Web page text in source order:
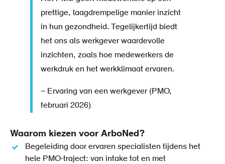
prettige, laagdrempelige manier inzicht
in hun gezondheid. Tegelijkertijd biedt
het ons als werkgever waardevolle
inzichten, zoals hoe medewerkers de
werkdruk en het werkklimaat ervaren.
~ Ervaring van een werkgever (PMO,
februari 2026)
Waarom kiezen voor ArboNed?
Begeleiding door ervaren specialisten tijdens het
hele PMO-traject: van intake tot en met